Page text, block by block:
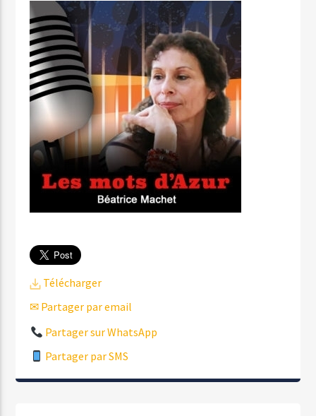
Télécharger
✉ Partager par email
Partager sur WhatsApp
Partager par SMS